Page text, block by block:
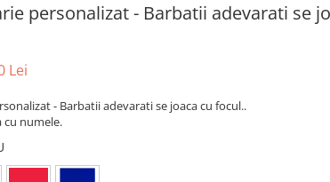
personalizat - Barbatii adevarati se
Lei
- Barbatii adevarati se joaca cu focul..
cu numele.